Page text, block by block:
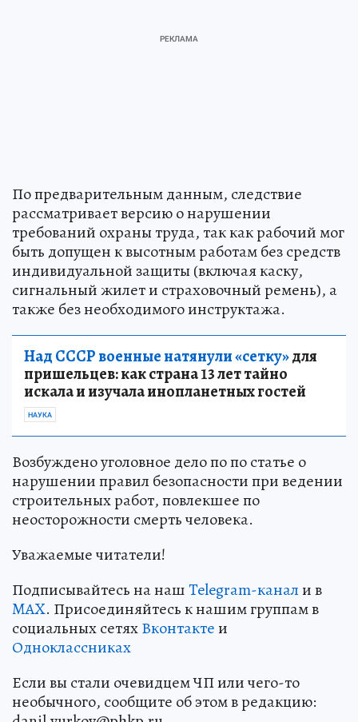
По предварительным данным, следствие
рассматривает версию о нарушении
требований охраны труда, так как рабочий мог
быть допущен к высотным работам без средств
индивидуальной защиты (включая каску,
сигнальный жилет и страховочный ремень), а
также без необходимого инструктажа.
Над СССР военные натянули «сетку»для
пришельцев: как страна 13 лет тайно
искала и изучала инопланетных гостей
НАУКА
Возбуждено уголовное дело по по статье о
нарушении правил безопасности при ведении
строительных работ, повлекшее по
неосторожности смерть человека.
Уважаемые читатели!
Подписывайтесь на нашTelegram-канали в
MAX. Присоединяйтесь к нашим группам в
социальных сетяхВконтактеи
Одноклассниках
Если вы стали очевидцем ЧП или чего-то
необычного, сообщите об этом в редакцию: